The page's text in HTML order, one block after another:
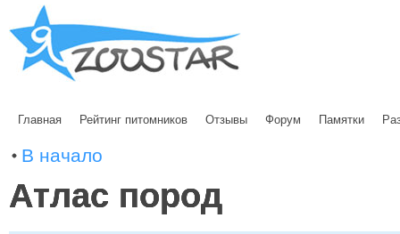
Главная Рейтинг питомников Отзывы Форум Памятки
В начало
Атлас пород